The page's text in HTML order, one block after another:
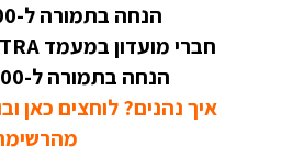
הנחה בתמורה ל-800 נקודות!
הנחה בתמורה ל-3000 נקודות!
איך נהנים? לוחצים כאן